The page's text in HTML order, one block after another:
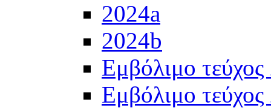
2024a
2024b
Εμβόλιμο
Εμβόλιμο